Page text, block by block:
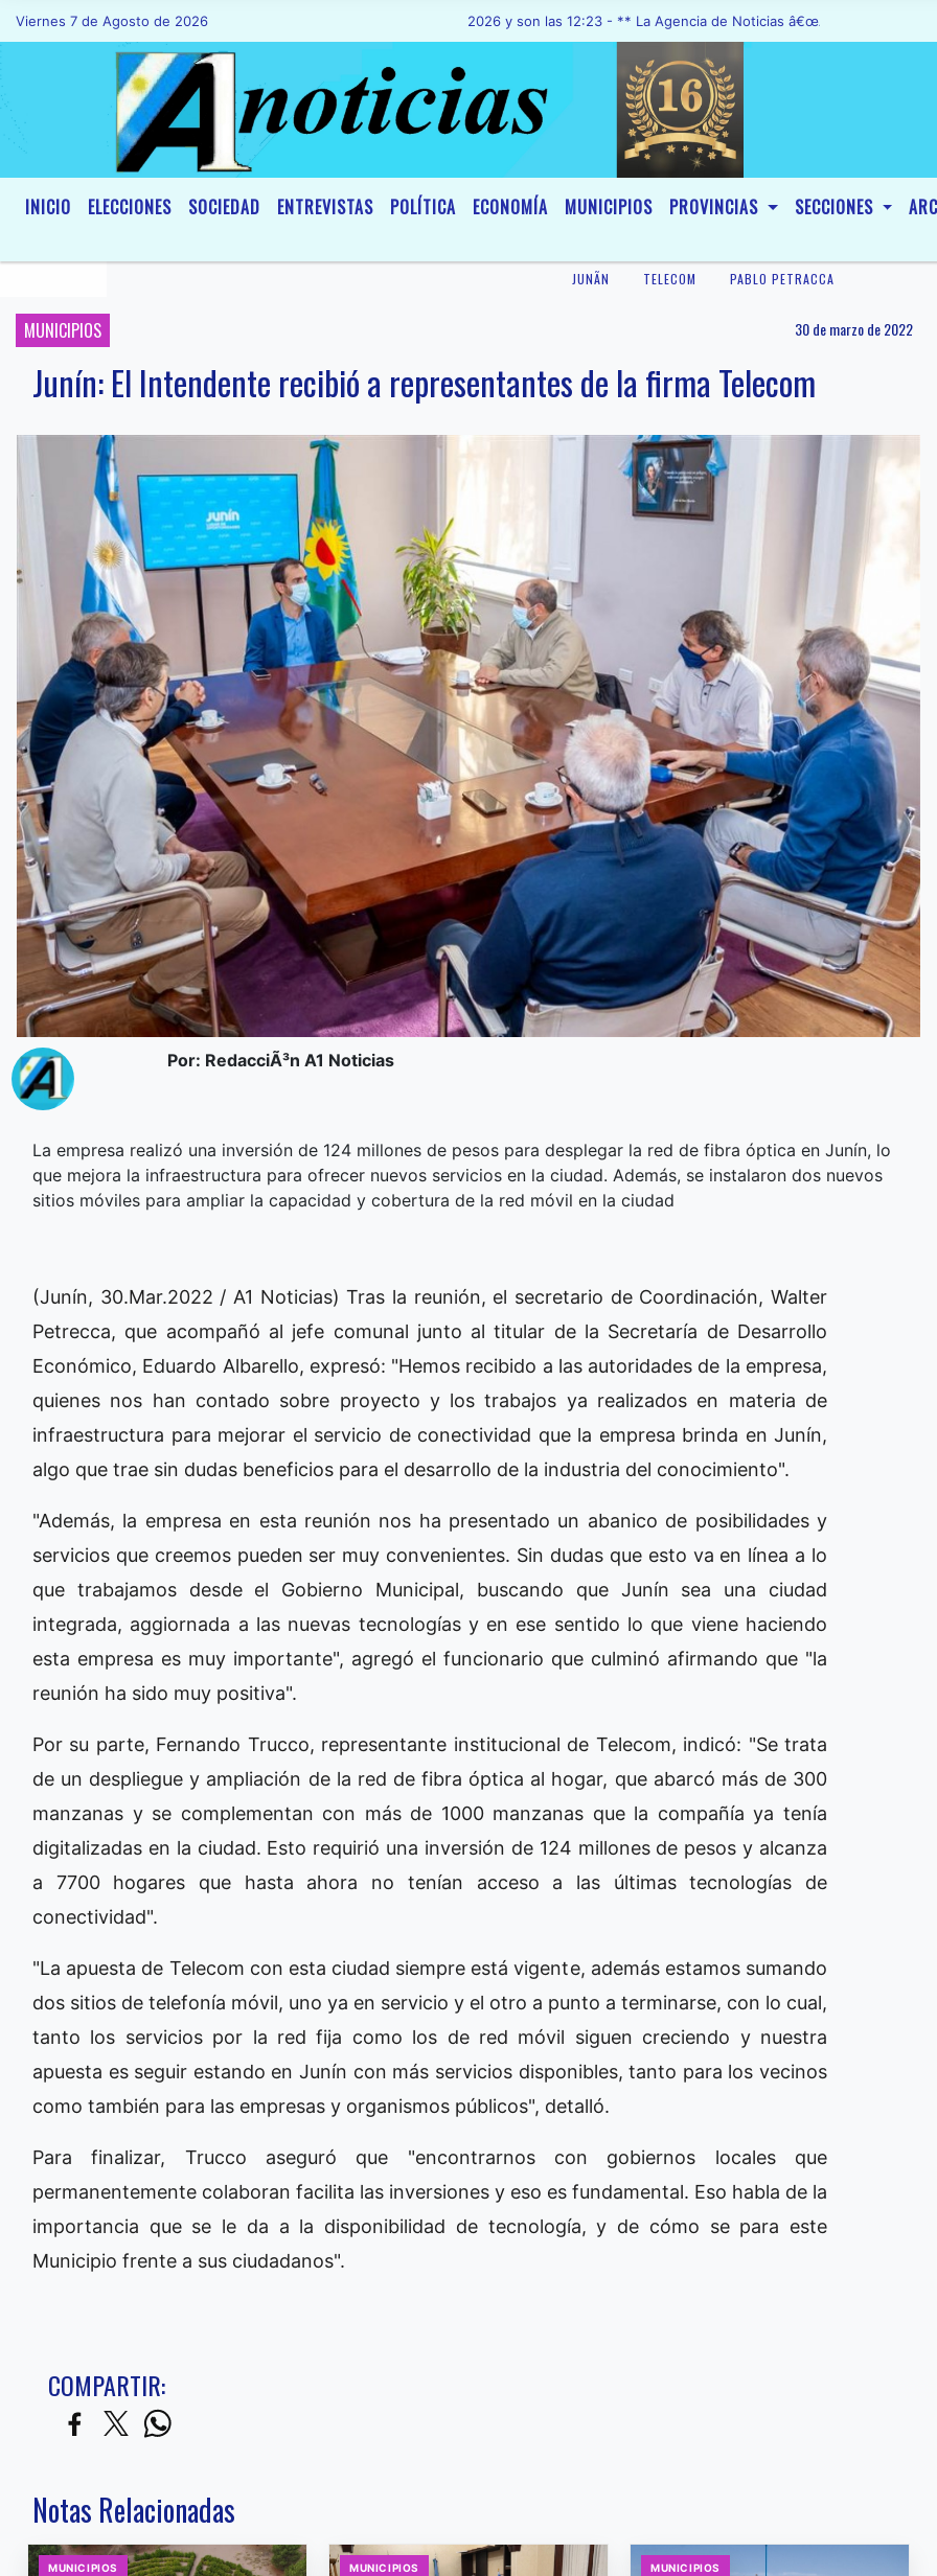
Viernes 7 de Agosto de 2026Hoy es Viernes 7 de Agosto de 2026 y son las 12:23 - ** La Agencia de Noticias â€œA1 Noticiasâ€, fue
INICIO ELECCIONES SOCIEDAD ENTREVISTAS POLÍTICA ECONOMÍA MUNICIPIOS PROVINCIAS SECCIONES
JUNÃ­N TELECOM PABLO PETRACCA
MUNICIPIOS 30 de marzo de 2022
Junín: El Intendente recibió a representantes de la firma Telecom
Por: RedacciÃ³n A1 Noticias
La empresa realizó una inversión de 124 millones de pesos para desplegar la red de fibra óptica en Junín, lo
que mejora la infraestructura para ofrecer nuevos servicios en la ciudad. Además, se instalaron dos nuevos
sitios móviles para ampliar la capacidad y cobertura de la red móvil en la ciudad
(Junín, 30.Mar.2022 / A1 Noticias) Tras la reunión, el secretario de Coordinación, Walter
Petrecca, que acompañó al jefe comunal junto al titular de la Secretaría de Desarrollo
Económico, Eduardo Albarello, expresó: "Hemos recibido a las autoridades de la empresa,
quienes nos han contado sobre proyecto y los trabajos ya realizados en materia de
infraestructura para mejorar el servicio de conectividad que la empresa brinda en Junín,
algo que trae sin dudas beneficios para el desarrollo de la industria del conocimiento".
"Además, la empresa en esta reunión nos ha presentado un abanico de posibilidades y
servicios que creemos pueden ser muy convenientes. Sin dudas que esto va en línea a lo
que trabajamos desde el Gobierno Municipal, buscando que Junín sea una ciudad
integrada, aggiornada a las nuevas tecnologías y en ese sentido lo que viene haciendo
esta empresa es muy importante", agregó el funcionario que culminó afirmando que "la
reunión ha sido muy positiva".
Por su parte, Fernando Trucco, representante institucional de Telecom, indicó: "Se trata
de un despliegue y ampliación de la red de fibra óptica al hogar, que abarcó más de 300
manzanas y se complementan con más de 1000 manzanas que la compañía ya tenía
digitalizadas en la ciudad. Esto requirió una inversión de 124 millones de pesos y alcanza
a 7700 hogares que hasta ahora no tenían acceso a las últimas tecnologías de
conectividad".
"La apuesta de Telecom con esta ciudad siempre está vigente, además estamos sumando
dos sitios de telefonía móvil, uno ya en servicio y el otro a punto a terminarse, con lo cual,
tanto los servicios por la red fija como los de red móvil siguen creciendo y nuestra
apuesta es seguir estando en Junín con más servicios disponibles, tanto para los vecinos
como también para las empresas y organismos públicos", detalló.
Para finalizar, Trucco aseguró que "encontrarnos con gobiernos locales que
permanentemente colaboran facilita las inversiones y eso es fundamental. Eso habla de la
importancia que se le da a la disponibilidad de tecnología, y de cómo se para este
Municipio frente a sus ciudadanos".
COMPARTIR:
Notas Relacionadas
MUNICIPIOS MUNICIPIOS MUNICIPIOS